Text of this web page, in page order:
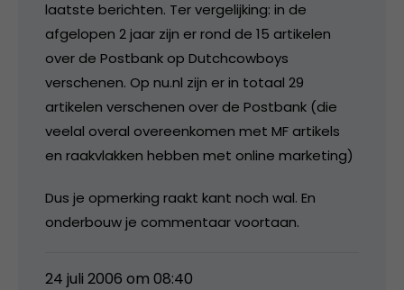
laatste berichten. Ter vergelijking: in de
afgelopen 2 jaar zijn er rond de 15 artikelen
over de Postbank op Dutchcowboys
verschenen. Op nu.nl zijn er in totaal 29
artikelen verschenen over de Postbank (die
veelal overal overeenkomen met MF artikels
en raakvlakken hebben met online marketing)
Dus je opmerking raakt kant noch wal. En
onderbouw je commentaar voortaan.
24 juli 2006 om 08:40